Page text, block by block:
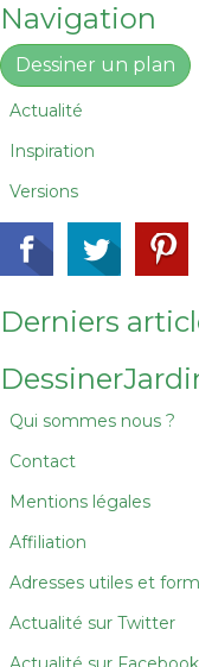
Navigation
Dessiner un plan
Actualité
Inspiration
Versions
Derniers
Qui sommes nous ?
Contact
Mentions légales
Affiliation
Adresses utiles et
Actualité sur Twitter